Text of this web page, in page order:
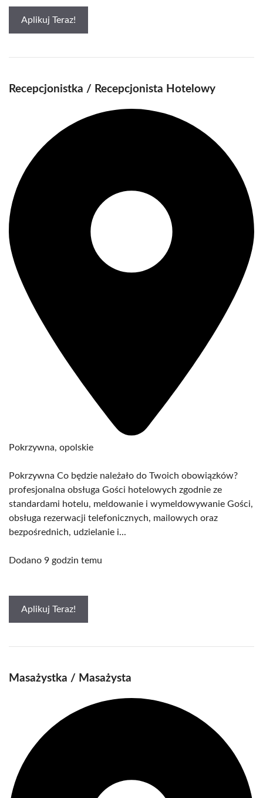
Aplikuj Teraz!
Recepcjonistka / Recepcjonista Hotelowy
Pokrzywna, opolskie
Pokrzywna Co będzie należało do Twoich obowiązków?
profesjonalna obsługa Gości hotelowych zgodnie ze
standardami hotelu, meldowanie i wymeldowywanie Gości,
obsługa rezerwacji telefonicznych, mailowych oraz
bezpośrednich, udzielanie i...
Dodano 9 godzin temu
Aplikuj Teraz!
Masażystka / Masażysta